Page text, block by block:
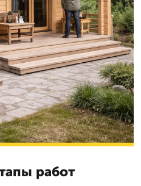
работ